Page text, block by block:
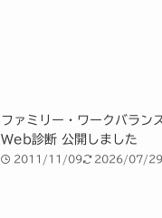
ファミリー・ワークバラン
Web診断 公開しました
2011/11/09 2026/07/29